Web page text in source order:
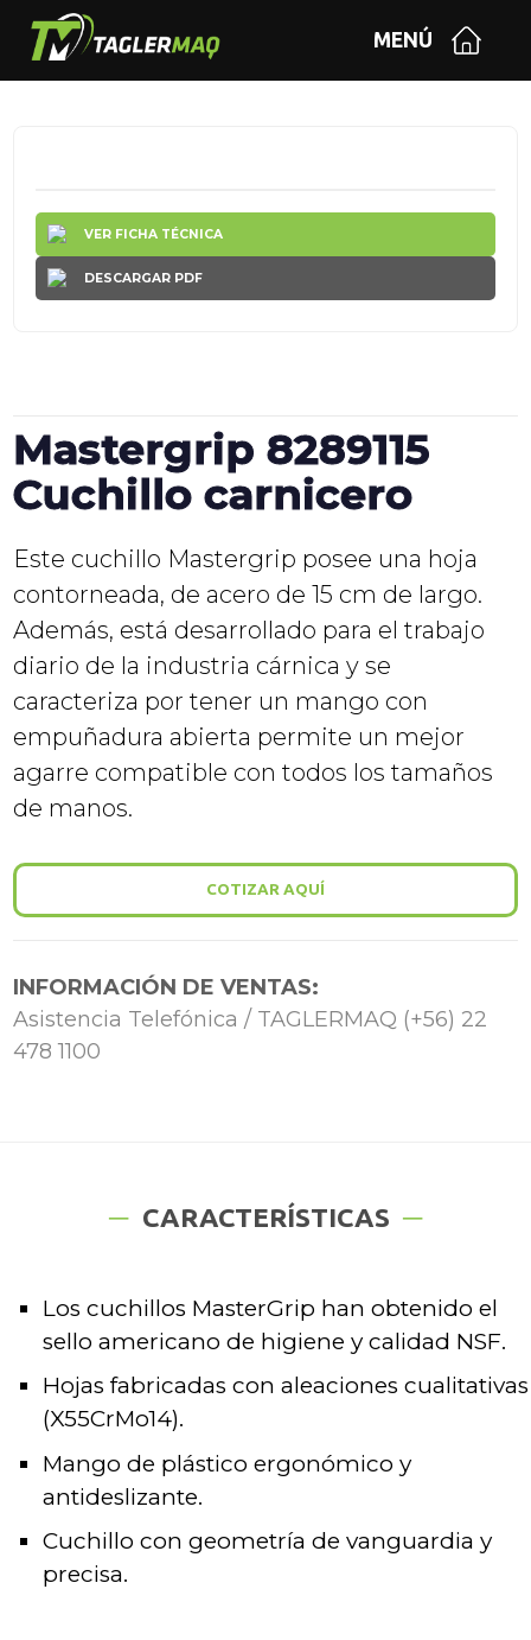
MENÚ
VER FICHA TÉCNICA
DESCARGAR PDF
Mastergrip 8289115
Cuchillo carnicero
Este cuchillo Mastergrip posee una hoja
contorneada, de acero de 15 cm de largo.
Además, está desarrollado para el trabajo
diario de la industria cárnica y se
caracteriza por tener un mango con
empuñadura abierta permite un mejor
agarre compatible con todos los tamaños
de manos.
COTIZAR AQUÍ
INFORMACIÓN DE VENTAS:
Asistencia Telefónica / TAGLERMAQ (+56) 22
478 1100
CARACTERÍSTICAS
Los cuchillos MasterGrip han obtenido el
sello americano de higiene y calidad NSF.
Hojas fabricadas con aleaciones cualitativas
(X55CrMo14).
Mango de plástico ergonómico y
antideslizante.
Cuchillo con geometría de vanguardia y
precisa.